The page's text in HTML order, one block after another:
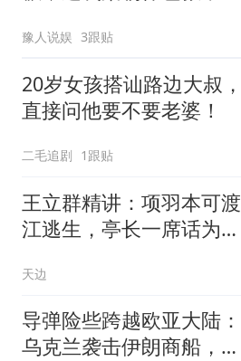
豫人说娱 3跟贴
20岁女孩搭讪路边大叔，
直接问他要不要老婆！
二毛追剧 1跟贴
王立群精讲：项羽本可渡
江逃生，亭长一席话为何
天边
导弹险些跨越欧亚大陆：
乌克兰袭击伊朗商船，差